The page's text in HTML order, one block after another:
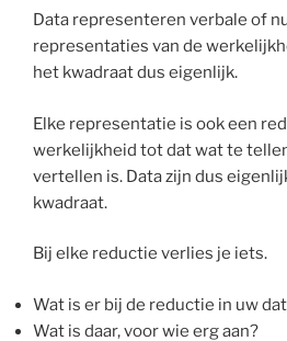
Data representeren verbale of
representaties van de
het kwadraat dus eigenlijk.
Elke representatie is ook een
werkelijkheid tot dat wat te
vertellen is. Data zijn dus
kwadraat.
Bij elke reductie verlies je iets.
Wat is er bij de reductie in uw
Wat is daar, voor wie erg aan?